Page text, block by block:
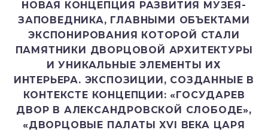
НОВАЯ КОНЦЕПЦИЯ РАЗВИТИЯ МУЗЕЯ-
ЗАПОВЕДНИКА, ГЛАВНЫМИ ОБЪЕКТАМИ
ЭКСПОНИРОВАНИЯ КОТОРОЙ СТАЛИ
ПАМЯТНИКИ ДВОРЦОВОЙ АРХИТЕКТУРЫ
И УНИКАЛЬНЫЕ ЭЛЕМЕНТЫ ИХ
ИНТЕРЬЕРА. ЭКСПОЗИЦИИ, СОЗДАННЫЕ В
КОНТЕКСТЕ КОНЦЕПЦИИ: «ГОСУДАРЕВ
ДВОР В АЛЕКСАНДРОВСКОЙ СЛОБОДЕ»,
«ДВОРЦОВЫЕ ПАЛАТЫ XVI ВЕКА ЦАРЯ